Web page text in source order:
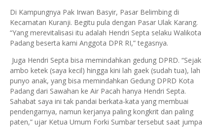
Di Kampungnya Pak Irwan Basyir, Pasar Belimbing di
Kecamatan Kuranji. Begitu pula dengan Pasar Ulak Karang.
“Yang merevitalisasi itu adalah Hendri Septa selaku Walikota
Padang beserta kami Anggota DPR RI,” tegasnya.
Juga Hendri Septa bisa memindahkan gedung DPRD. “Sejak
ambo ketek (saya kecil) hingga kini lah gaek (sudah tua), lah
punyo anak, yang bisa memindahkan Gedung DPRD Kota
Padang dari Sawahan ke Air Pacah hanya Hendri Septa.
Sahabat saya ini tak pandai berkata-kata yang membuai
pendengarnya, namun kerjanya paling kongkrit dan paling
paten,” ujar Ketua Umum Forki Sumbar tersebut saat jumpa